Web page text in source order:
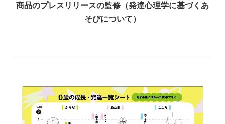
商品のプレスリリースの監修（発達心理学に基づくあ
そびについて）